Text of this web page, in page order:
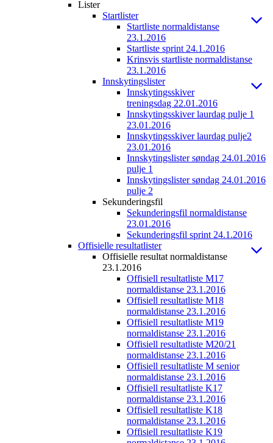
Lister
Startlister
Startliste normaldistanse
23.1.2016
Startliste sprint 24.1.2016
Krinsvis startliste normaldistanse
23.1.2016
Innskytingslister
Innskytingsskiver
treningsdag 22.01.2016
Innskytingsskiver laurdag pulje 1
23.01.2016
Innskytingsskiver laurdag pulje2
23.01.2016
Innskytingslister søndag 24.01.2016
pulje 1
Innskytingslister søndag 24.01.2016
pulje 2
Sekunderingsfil
Sekunderingsfil normaldistanse
23.01.2016
Sekunderingsfil sprint 24.1.2016
Offisielle resultatlister
Offisielle resultat normaldistanse
23.1.2016
Offisiell resultatliste M17
normaldistanse 23.1.2016
Offisiell resultatliste M18
normaldistanse 23.1.2016
Offisiell resultatliste M19
normaldistanse 23.1.2016
Offisiell resultatliste M20/21
normaldistanse 23.1.2016
Offisiell resultatliste M senior
normaldistanse 23.1.2016
Offisiell resultatliste K17
normaldistanse 23.1.2016
Offisiell resultatliste K18
normaldistanse 23.1.2016
Offisiell resultatliste K19